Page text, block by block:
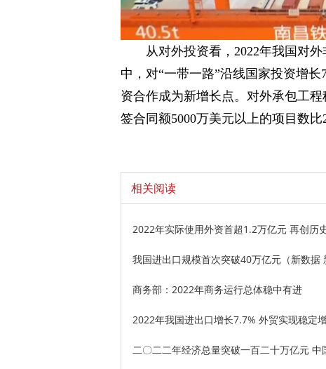
从对外投资看，2022年我国对
中，对“一带一路”沿线国家投资增
资合作成为新增长点。对外承包工
签合同额5000万美元以上的项目数比
相关阅读
2022年实际使用外资首超1.2万亿元 再创历
我国进出口规模首次突破40万亿元（新数据
商务部：2022年商务运行总体稳中有进
2022年我国进出口增长7.7% 外贸实现稳定
二〇二二年经济总量突破一百二十万亿元